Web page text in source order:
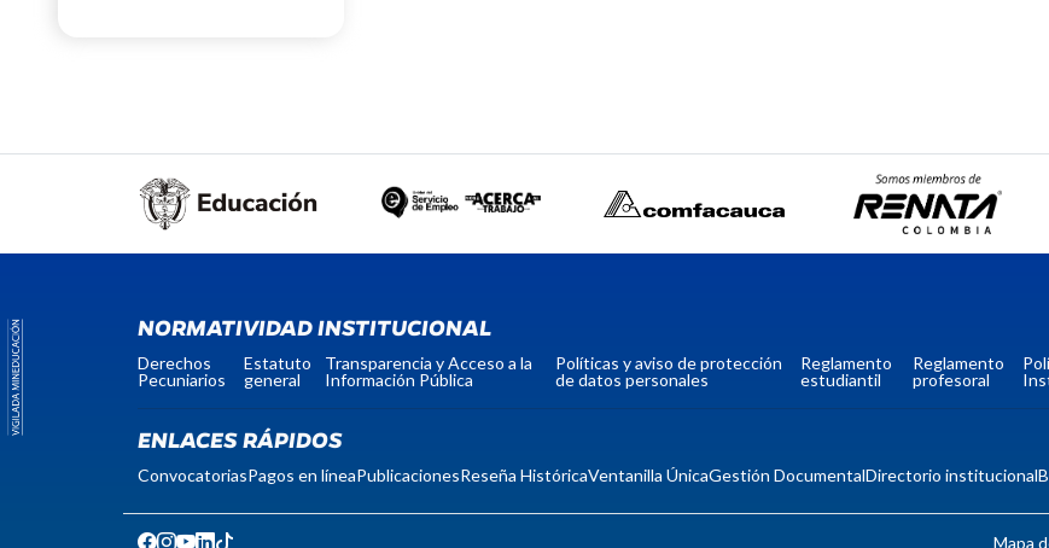
NORMATIVIDAD INSTITUCIONAL
Derechos
Pecuniarios
Estatuto
general
Transparencia y Acceso a la
Información Pública
Políticas y aviso de protección
de datos personales
Reglamento
estudiantil
Reglamento
profesoral
ENLACES RÁPIDOS
ConvocatoriasPagos en líneaPublicacionesReseña HistóricaVentanilla ÚnicaGestión DocumentalDirectorio institucional
Mapa